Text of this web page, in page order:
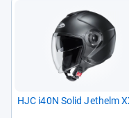
HJC i40N Solid Jethelm